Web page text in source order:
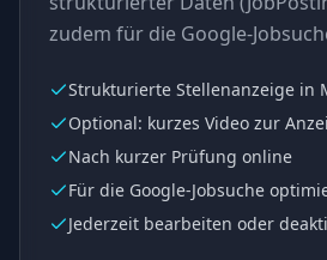
zudem für die Google-
Strukturierte Stellenanzeige in
Optional: kurzes Video zur
Nach kurzer Prüfung online
Für die Google-Jobsuche
Jederzeit bearbeiten oder